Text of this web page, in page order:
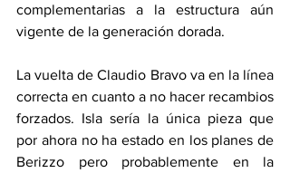
complementarias a la estructura aún
vigente de la generación dorada.
La vuelta de Claudio Bravo va en la línea
correcta en cuanto a no hacer recambios
forzados. Isla sería la única pieza que
por ahora no ha estado en los planes de
Berizzo pero probablemente en la